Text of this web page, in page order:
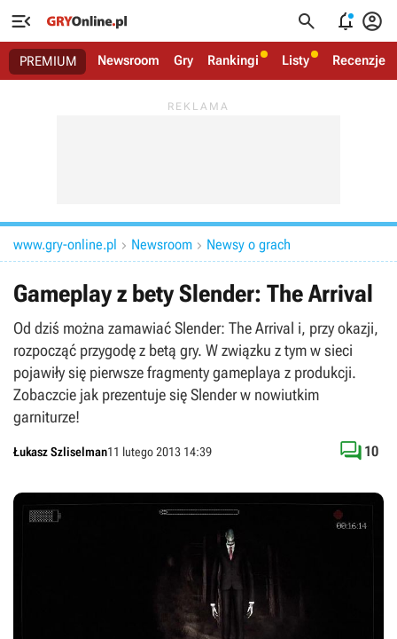
   
PREMIUM Newsroom Gry Rankingi Listy Recenzje
www.gry-online.pl  Newsroom  Newsy o grach
Gameplay z bety Slender: The Arrival
Od dziś można zamawiać Slender: The Arrival i, przy okazji,
rozpocząć przygodę z betą gry. W związku z tym w sieci
pojawiły się pierwsze fragmenty gameplaya z produkcji.
Zobaczcie jak prezentuje się Slender w nowiutkim
garniturze!
Łukasz Szliselman11 lutego 2013 14:39  10